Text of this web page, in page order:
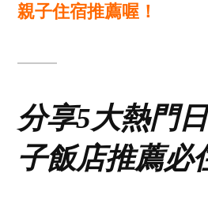
親子住宿推薦喔！
分享5大熱門
子飯店推薦必